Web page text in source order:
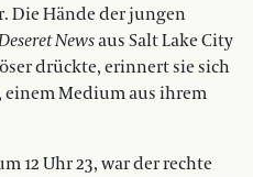
Die Hände der jungen
Newsaus Salt Lake City
drückte, erinnert sie sich
, einem ­Medium aus ihrem
12 Uhr 23, war der rechte